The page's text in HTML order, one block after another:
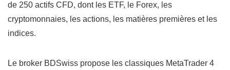
de 250 actifs CFD, dont les ETF, le Forex, les
cryptomonnaies, les actions, les matières premières et les
indices.
Le broker BDSwiss propose les classiques MetaTrader 4